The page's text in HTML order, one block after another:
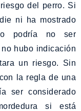
del perro. Si
ni ha mostrado
podría no ser
hubo indicación
un riesgo. Sin
la regla de una
ser considerado
si está